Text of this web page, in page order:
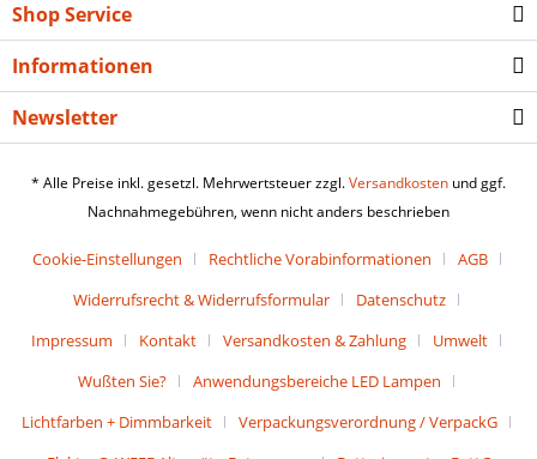
Shop Service
Informationen
Newsletter
* Alle Preise inkl. gesetzl. Mehrwertsteuer zzgl.Versandkosten und ggf.
Nachnahmegebühren, wenn nicht anders beschrieben
Cookie-Einstellungen Rechtliche Vorabinformationen
AGB
Widerrufsrecht & Widerrufsformular
Datenschutz
Impressum
Kontakt Versandkosten & Zahlung
Umwelt
Wußten Sie?
Anwendungsbereiche LED Lampen
Lichtfarben + Dimmbarkeit
Verpackungsverordnung / VerpackG